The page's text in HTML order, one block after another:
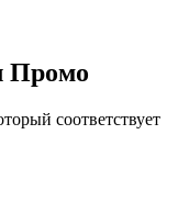
Промо
соответствует